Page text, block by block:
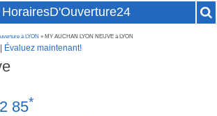
HorairesD'Ouverture24
à LYON » MY AUCHAN LYON NEUVE à LYON
Évaluez maintenant!
85*